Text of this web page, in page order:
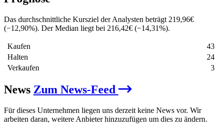
Das durchschnittliche Kursziel der Analysten beträgt 219,96€
(−12,90%). Der Median liegt bei 216,42€ (−14,31%).
Kaufen
43
Halten
24
Verkaufen
3
News Zum News-Feed
Für dieses Unternehmen liegen uns derzeit keine News vor. Wir
arbeiten daran, weitere Anbieter hinzuzufügen um dies zu ändern.